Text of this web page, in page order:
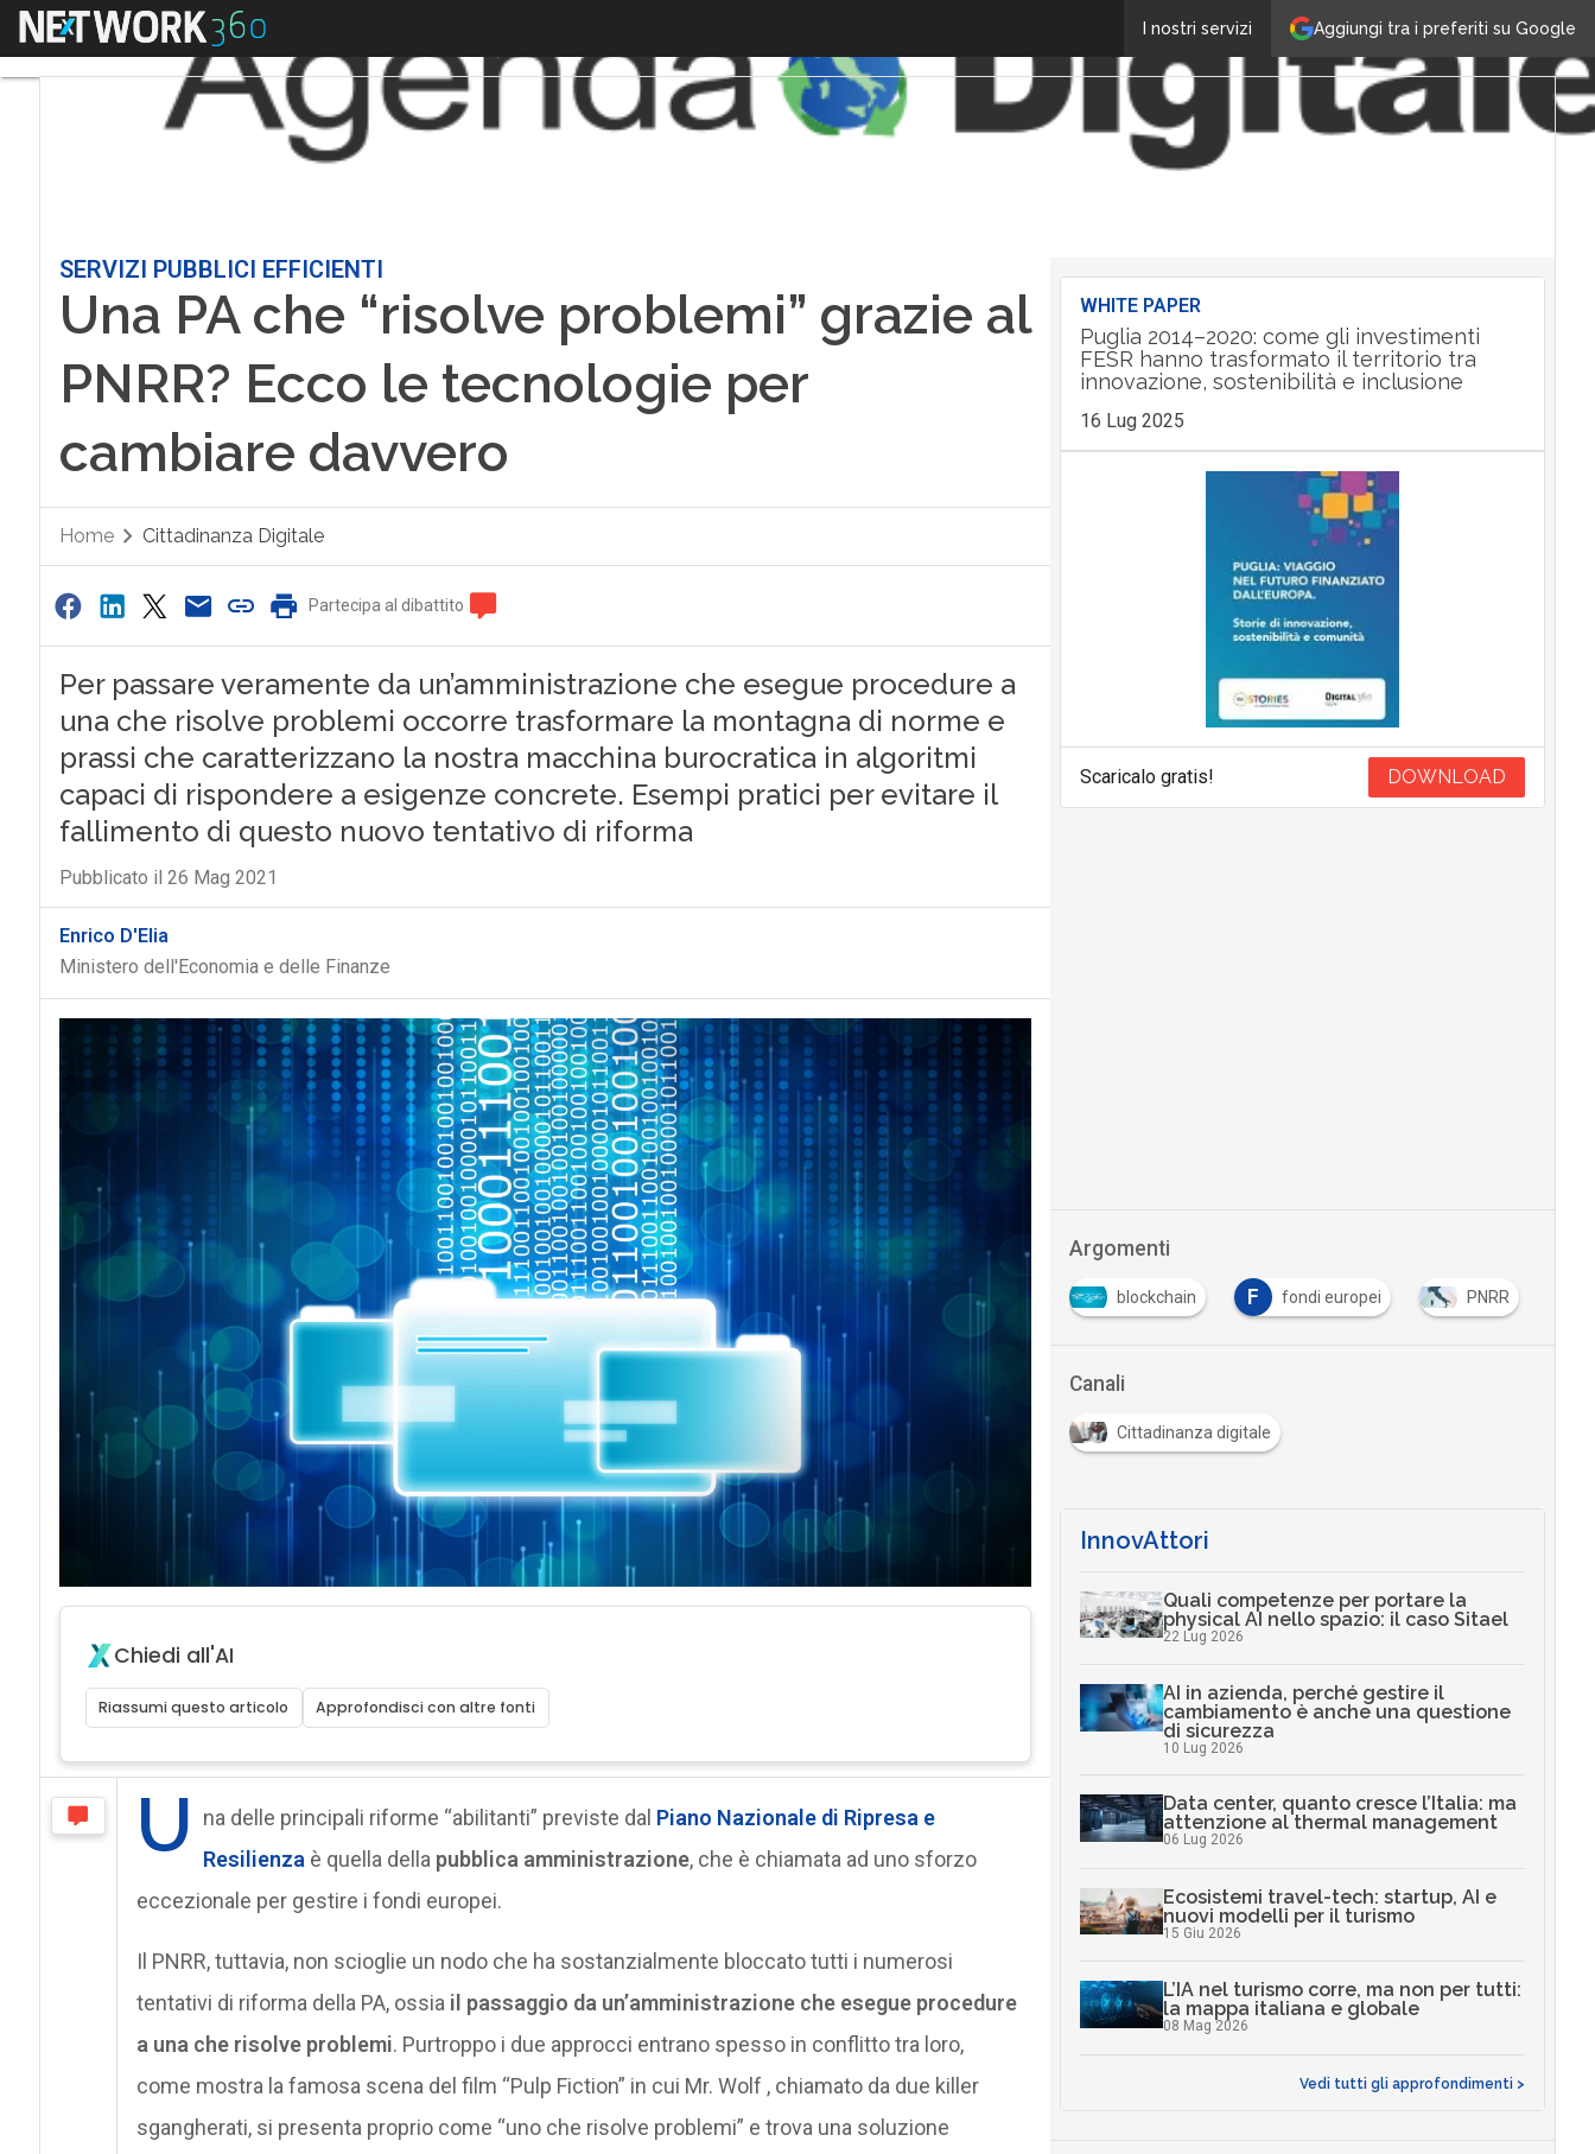
Aggiungi tra i preferiti su Google
I nostri servizi
Menu
SERVIZI PUBBLICI EFFICIENTI
Una PA che “risolve problemi” grazie al
PNRR? Ecco le tecnologie per
cambiare davvero
Home Cittadinanza Digitale
Partecipa al dibattito
Per passare veramente da un’amministrazione che esegue procedure a
una che risolve problemi occorre trasformare la montagna di norme e
prassi che caratterizzano la nostra macchina burocratica in algoritmi
capaci di rispondere a esigenze concrete. Esempi pratici per evitare il
fallimento di questo nuovo tentativo di riforma
Pubblicato il 26 Mag 2021
Enrico D'Elia
Ministero dell'Economia e delle Finanze
Chiedi all'AI
Riassumi questo articolo Approfondisci con altre fonti
U na delle principali riforme “abilitanti” previste dal Piano Nazionale di Ripresa e
Resilienza è quella della pubblica amministrazione, che è chiamata ad uno sforzo
eccezionale per gestire i fondi europei.
Il PNRR, tuttavia, non scioglie un nodo che ha sostanzialmente bloccato tutti i numerosi
tentativi di riforma della PA, ossia il passaggio da un’amministrazione che esegue procedure
a una che risolve problemi. Purtroppo i due approcci entrano spesso in conflitto tra loro,
come mostra la famosa scena del film “Pulp Fiction” in cui Mr. Wolf , chiamato da due killer
sgangherati, si presenta proprio come “uno che risolve problemi” e trova una soluzione
WHITE PAPER
Puglia 2014–2020: come gli investimenti
FESR hanno trasformato il territorio tra
innovazione, sostenibilità e inclusione
16 Lug 2025
Scaricalo gratis! DOWNLOAD
Argomenti
blockchain F fondi europei PNRR
Canali
Cittadinanza digitale
InnovAttori
Quali competenze per portare la
physical AI nello spazio: il caso Sitael
22 Lug 2026
AI in azienda, perché gestire il
cambiamento è anche una questione
di sicurezza
10 Lug 2026
Data center, quanto cresce l’Italia: ma
attenzione al thermal management
06 Lug 2026
Ecosistemi travel-tech: startup, AI e
nuovi modelli per il turismo
15 Giu 2026
L’IA nel turismo corre, ma non per tutti:
la mappa italiana e globale
08 Mag 2026
Vedi tutti gli approfondimenti >